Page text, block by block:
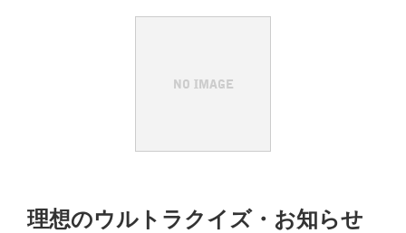
理想のウルトラクイズ・お知らせ